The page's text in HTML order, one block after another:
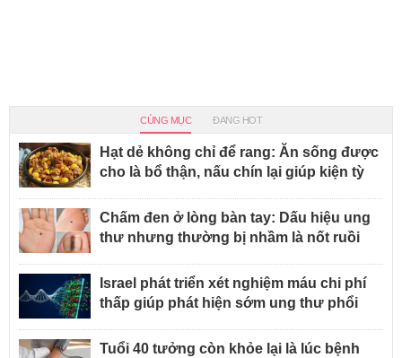
CÙNG MỤC ĐANG HOT
Hạt dẻ không chỉ để rang: Ăn sống được
cho là bổ thận, nấu chín lại giúp kiện tỳ
Chấm đen ở lòng bàn tay: Dấu hiệu ung
thư nhưng thường bị nhầm là nốt ruồi
Israel phát triển xét nghiệm máu chi phí
thấp giúp phát hiện sớm ung thư phổi
Tuổi 40 tưởng còn khỏe lại là lúc bệnh